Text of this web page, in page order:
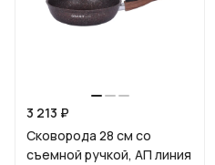
3 213 ₽
Сковорода 28 см со
съемной ручкой, АП линия